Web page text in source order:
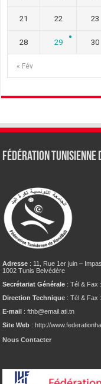
« Fév
21 22 23
28 29 30
Fédération tunisienne
Adresse : 11, Rue 1er juin –
1002 Tunis Belvédère
Secrétariat Générale : Tél & Fax
Direction Technique : Tél & Fax
E-mail : fthb@email.ati.tn
Site Web : http://
Nous Contacter